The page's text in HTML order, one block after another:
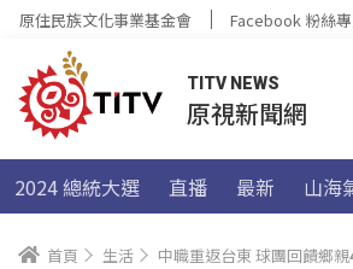
原住民族文化事業基金會 Facebook 粉絲
TITV NEWS
原視新聞網
2024 總統大選 直播 最新 山海
首頁 生活 中職重返台東 球團回饋鄉